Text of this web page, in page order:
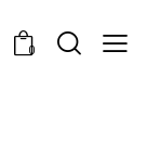
0